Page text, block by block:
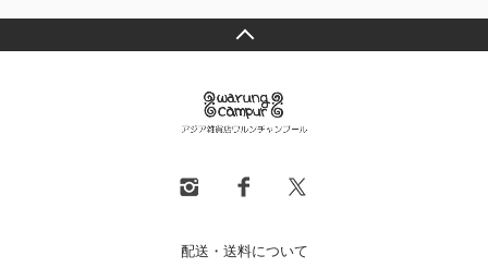
配送・送料について